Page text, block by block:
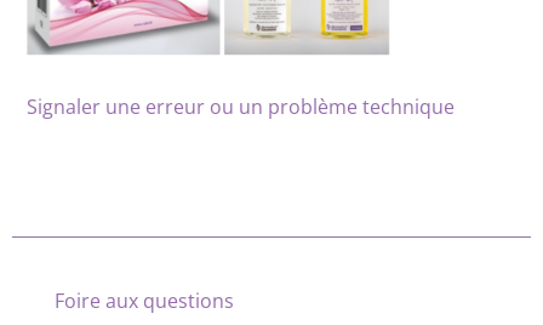
Signaler une erreur ou un problème technique
Foire aux questions